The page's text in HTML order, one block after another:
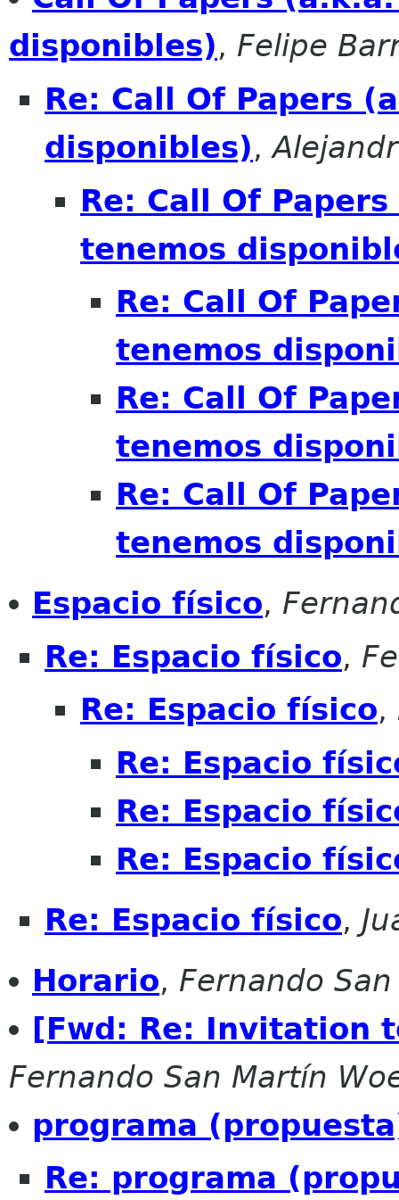
disponibles), Felipe
Re: Call Of Papers
disponibles),
Re: Call Of
tenemos
Re: Call Of
tenemos
Re: Call Of
tenemos
Re: Call Of
tenemos
Espacio físico,
Re: Espacio físico,
Re: Espacio físico,
Re: Espacio
Re: Espacio
Re: Espacio
Re: Espacio físico,
Horario, Fernando
[Fwd: Re: Invitation
Fernando San Martín
programa
Re: programa